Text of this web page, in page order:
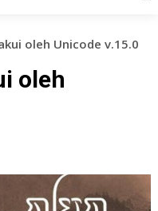
oleh Unicode v.15.0
oleh